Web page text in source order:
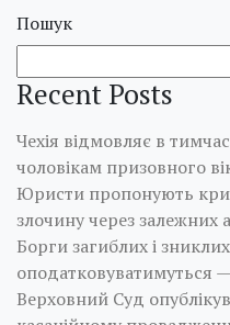
Пошук
Recent Posts
Чехія відмовляє в
чоловікам призовного
Юристи пропонують
злочину через залежних
Борги загиблих і
оподатковуватимуться
Верховний Суд